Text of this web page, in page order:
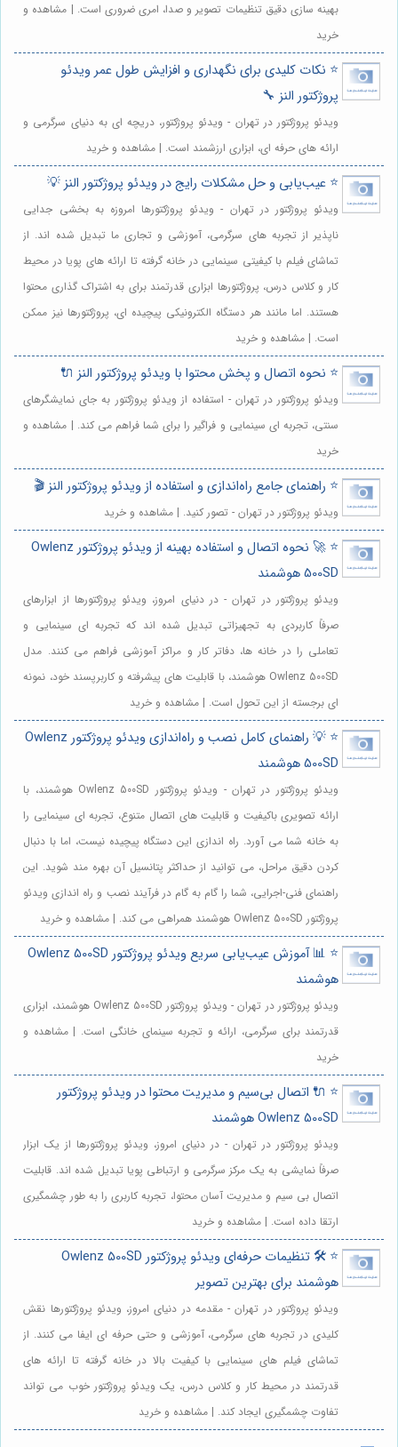
بهینه سازی دقیق تنظیمات تصویر و صدا، امری ضروری است. | مشاهده و
خرید
⭐️ نکات کلیدی برای نگهداری و افزایش طول عمر ویدئو
پروژکتور النز 🔧
ویدئو پروژکتور در تهران - ویدئو پروژکتور، دریچه ای به دنیای سرگرمی و
ارائه های حرفه ای، ابزاری ارزشمند است. | مشاهده و خرید
⭐️ عیب‌یابی و حل مشکلات رایج در ویدئو پروژکتور النز 💡
ویدئو پروژکتور در تهران - ویدئو پروژکتورها امروزه به بخشی جدایی
ناپذیر از تجربه های سرگرمی، آموزشی و تجاری ما تبدیل شده اند. از
تماشای فیلم با کیفیتی سینمایی در خانه گرفته تا ارائه های پویا در محیط
کار و کلاس درس، پروژکتورها ابزاری قدرتمند برای به اشتراک گذاری محتوا
هستند. اما مانند هر دستگاه الکترونیکی پیچیده ای، پروژکتورها نیز ممکن
است. | مشاهده و خرید
⭐️ نحوه اتصال و پخش محتوا با ویدئو پروژکتور النز 🔌
ویدئو پروژکتور در تهران - استفاده از ویدئو پروژکتور به جای نمایشگرهای
سنتی، تجربه ای سینمایی و فراگیر را برای شما فراهم می کند. | مشاهده و
خرید
⭐️ راهنمای جامع راه‌اندازی و استفاده از ویدئو پروژکتور النز 🎬
ویدئو پروژکتور در تهران - تصور کنید. | مشاهده و خرید
⭐️ 🚀 نحوه اتصال و استفاده بهینه از ویدئو پروژکتور Owlenz
500SD هوشمند
ویدئو پروژکتور در تهران - در دنیای امروز، ویدئو پروژکتورها از ابزارهای
صرفاً کاربردی به تجهیزاتی تبدیل شده اند که تجربه ای سینمایی و
تعاملی را در خانه ها، دفاتر کار و مراکز آموزشی فراهم می کنند. مدل
Owlenz 500SD هوشمند، با قابلیت های پیشرفته و کاربرپسند خود، نمونه
ای برجسته از این تحول است. | مشاهده و خرید
⭐️ 💡 راهنمای کامل نصب و راه‌اندازی ویدئو پروژکتور Owlenz
500SD هوشمند
ویدئو پروژکتور در تهران - ویدئو پروژکتور Owlenz 500SD هوشمند، با
ارائه تصویری باکیفیت و قابلیت های اتصال متنوع، تجربه ای سینمایی را
به خانه شما می آورد. راه اندازی این دستگاه پیچیده نیست، اما با دنبال
کردن دقیق مراحل، می توانید از حداکثر پتانسیل آن بهره مند شوید. این
راهنمای فنی-اجرایی، شما را گام به گام در فرآیند نصب و راه اندازی ویدئو
پروژکتور Owlenz 500SD هوشمند همراهی می کند. | مشاهده و خرید
⭐️ 📊 آموزش عیب‌یابی سریع ویدئو پروژکتور Owlenz 500SD
هوشمند
ویدئو پروژکتور در تهران - ویدئو پروژکتور Owlenz 500SD هوشمند، ابزاری
قدرتمند برای سرگرمی، ارائه و تجربه سینمای خانگی است. | مشاهده و
خرید
⭐️ 🔌 اتصال بی‌سیم و مدیریت محتوا در ویدئو پروژکتور
Owlenz 500SD هوشمند
ویدئو پروژکتور در تهران - در دنیای امروز، ویدئو پروژکتورها از یک ابزار
صرفاً نمایشی به یک مرکز سرگرمی و ارتباطی پویا تبدیل شده اند. قابلیت
اتصال بی سیم و مدیریت آسان محتوا، تجربه کاربری را به طور چشمگیری
ارتقا داده است. | مشاهده و خرید
⭐️ 🛠️ تنظیمات حرفه‌ای ویدئو پروژکتور Owlenz 500SD
هوشمند برای بهترین تصویر
ویدئو پروژکتور در تهران - مقدمه در دنیای امروز، ویدئو پروژکتورها نقش
کلیدی در تجربه های سرگرمی، آموزشی و حتی حرفه ای ایفا می کنند. از
تماشای فیلم های سینمایی با کیفیت بالا در خانه گرفته تا ارائه های
قدرتمند در محیط کار و کلاس درس، یک ویدئو پروژکتور خوب می تواند
تفاوت چشمگیری ایجاد کند. | مشاهده و خرید